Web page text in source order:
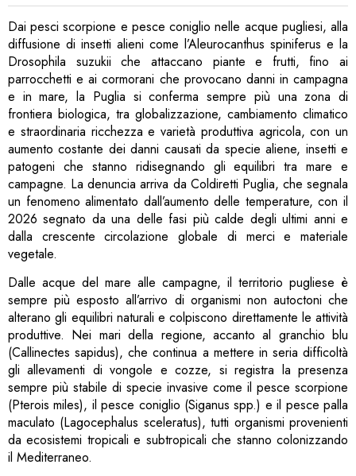
Dai pesci scorpione e pesce coniglio nelle acque pugliesi, alla
diffusione di insetti alieni come l’Aleurocanthus spiniferus e la
Drosophila suzukii che attaccano piante e frutti, fino ai
parrocchetti e ai cormorani che provocano danni in campagna
e in mare, la Puglia si conferma sempre più una zona di
frontiera biologica, tra globalizzazione, cambiamento climatico
e straordinaria ricchezza e varietà produttiva agricola, con un
aumento costante dei danni causati da specie aliene, insetti e
patogeni che stanno ridisegnando gli equilibri tra mare e
campagne. La denuncia arriva da Coldiretti Puglia, che segnala
un fenomeno alimentato dall’aumento delle temperature, con il
2026 segnato da una delle fasi più calde degli ultimi anni e
dalla crescente circolazione globale di merci e materiale
vegetale.
Dalle acque del mare alle campagne, il territorio pugliese è
sempre più esposto all’arrivo di organismi non autoctoni che
alterano gli equilibri naturali e colpiscono direttamente le attività
produttive. Nei mari della regione, accanto al granchio blu
(Callinectes sapidus), che continua a mettere in seria difficoltà
gli allevamenti di vongole e cozze, si registra la presenza
sempre più stabile di specie invasive come il pesce scorpione
(Pterois miles), il pesce coniglio (Siganus spp.) e il pesce palla
maculato (Lagocephalus sceleratus), tutti organismi provenienti
da ecosistemi tropicali e subtropicali che stanno colonizzando
il Mediterraneo.